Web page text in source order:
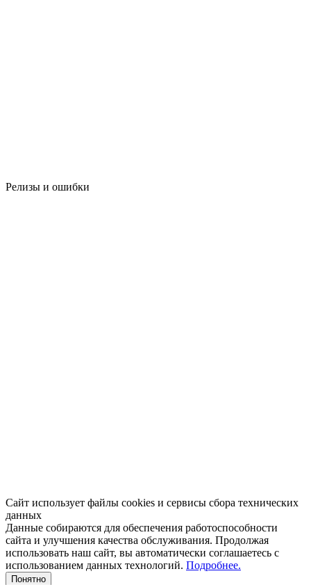
Релизы и ошибки
Сайт использует файлы cookies и сервисы сбора технических
данных
Данные собираются для обеспечения работоспособности
сайта и улучшения качества обслуживания. Продолжая
использовать наш сайт, вы автоматически соглашаетесь с
использованием данных технологий. Подробнее.
Понятно